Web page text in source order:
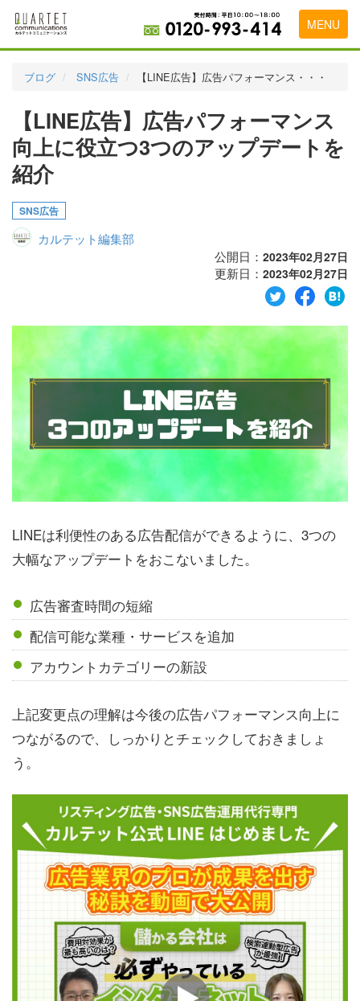
MENU
実績・お客様の声
初めて導入をお考えの方
広告代理店・HP制作会社様へ
お問い合わせ
ブログ SNS広告 【LINE広告】広告パフォーマンス・・・
【LINE広告】広告パフォーマンス
向上に役立つ3つのアップデートを
紹介
SNS広告
カルテット編集部
公開日： 2023年02月27日
更新日： 2023年02月27日
LINEは利便性のある広告配信ができるように、3つの
大幅なアップデートをおこないました。
広告審査時間の短縮
配信可能な業種・サービスを追加
アカウントカテゴリーの新設
上記変更点の理解は今後の広告パフォーマンス向上に
つながるので、しっかりとチェックしておきましょ
う。